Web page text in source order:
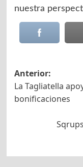
nuestra
de
entradas
Anterior:
La Tagliatella
bonificaciones